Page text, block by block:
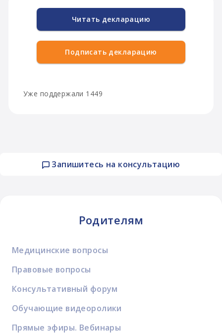
Запишитесь на консультацию
Родителям
Медицинские вопросы
Правовые вопросы
Консультативный форум
Обучающие видеоролики
Прямые эфиры. Вебинары
Читать декларацию
Подписать декларацию
Уже поддержали 1449